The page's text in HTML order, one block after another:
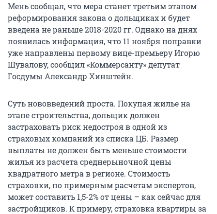
Мень сообщал, что мера станет третьим этапом
реформирования закона о дольщиках и будет
введена не раньше 2018-2020 гг. Однако на днях
появилась информация, что 11 ноября поправки
уже направлены первому вице-премьеру Игорю
Шувалову, сообщил «Коммерсанту» депутат
Госдумы Александр Хинштейн.
Суть нововведений проста. Покупая жилье на
этапе строительства, дольщик должен
застраховать риск недостроя в одной из
страховых компаний из списка ЦБ. Размер
выплаты не должен быть меньше стоимости
жилья из расчета среднерыночной цены
квадратного метра в регионе. Стоимость
страховки, по примерным расчетам экспертов,
может составить 1,5-2% от цены – как сейчас для
застройщиков. К примеру, страховка квартиры за